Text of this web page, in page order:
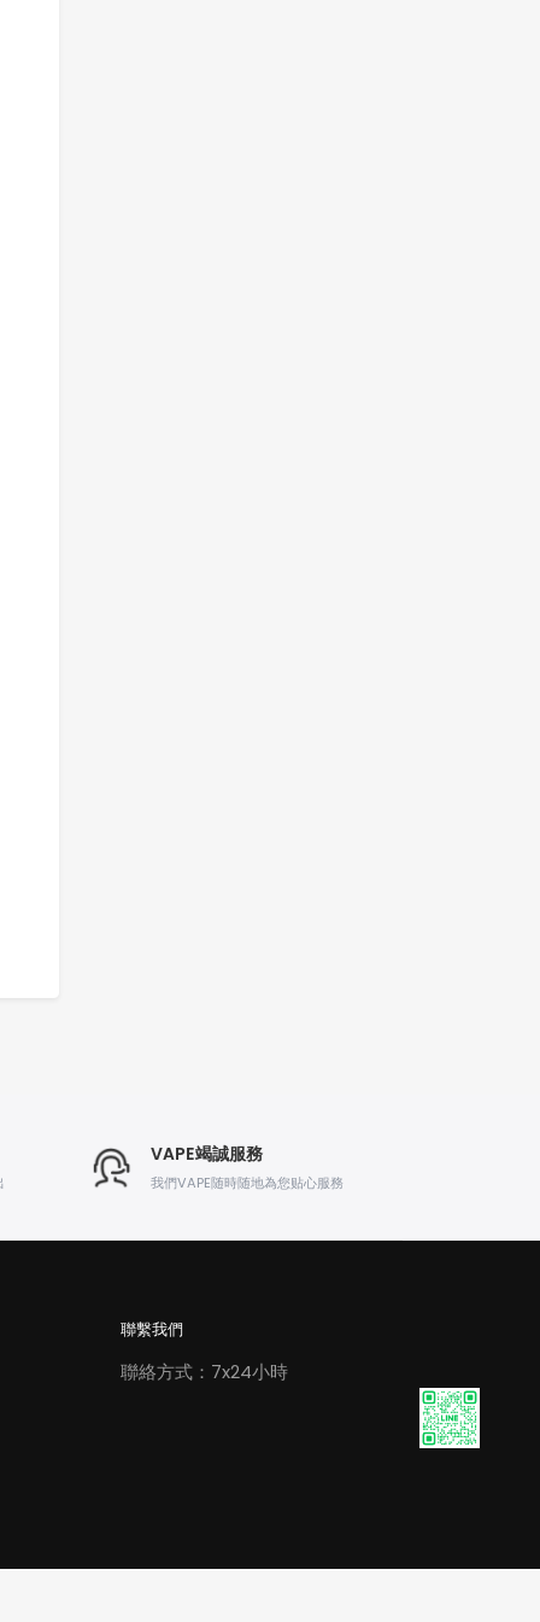
VAPE竭誠服務
我們VAPE随時随地為您贴心服務
聯繫我們
聯絡方式：7x24小時